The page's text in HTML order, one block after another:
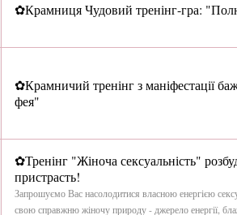
✿Крамниця Чудовий тренінг-гра:
✿Крамничий тренінг з маніфестації
фея"
✿Тренінг "Жіноча сексуальність"
пристрасть!
Запрошуємо Вас насолодитися власною енергією
свою справжню жіночу природу - джерело енергії,